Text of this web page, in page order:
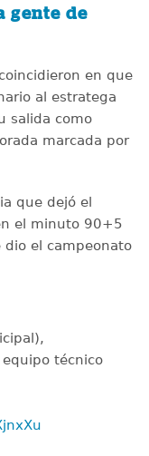
gente de
en que
al estratega
salida como
marcada por
que dejó el
el minuto 90+5
dio el campeonato
técnico